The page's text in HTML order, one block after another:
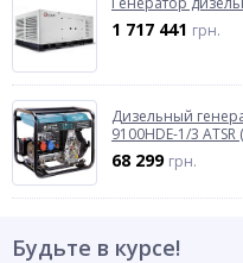
1 717 441 грн.
Дизельный
9100HDE-1/3 ATSR
68 299 грн.
Будьте в курсе!